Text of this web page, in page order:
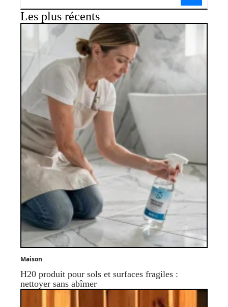
Les plus récents
Maison
H20 produit pour sols et surfaces fragiles :
nettoyer sans abîmer